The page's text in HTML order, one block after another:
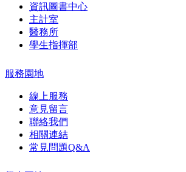
資訊圖書中心
主計室
醫務所
學生指揮部
服務園地
線上服務
意見留言
聯絡我們
相關連結
常見問題Q&A